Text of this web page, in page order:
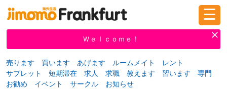
新規登録
掲示板 タウン情報 教えて！
☰
Ｗｅｌｃｏｍｅ！
売ります 買います あげます ルームメイト
レント
サブレット
短期滞在 求人 求職 教えます 習います
専門
お勧め
イベント サークル お知らせ